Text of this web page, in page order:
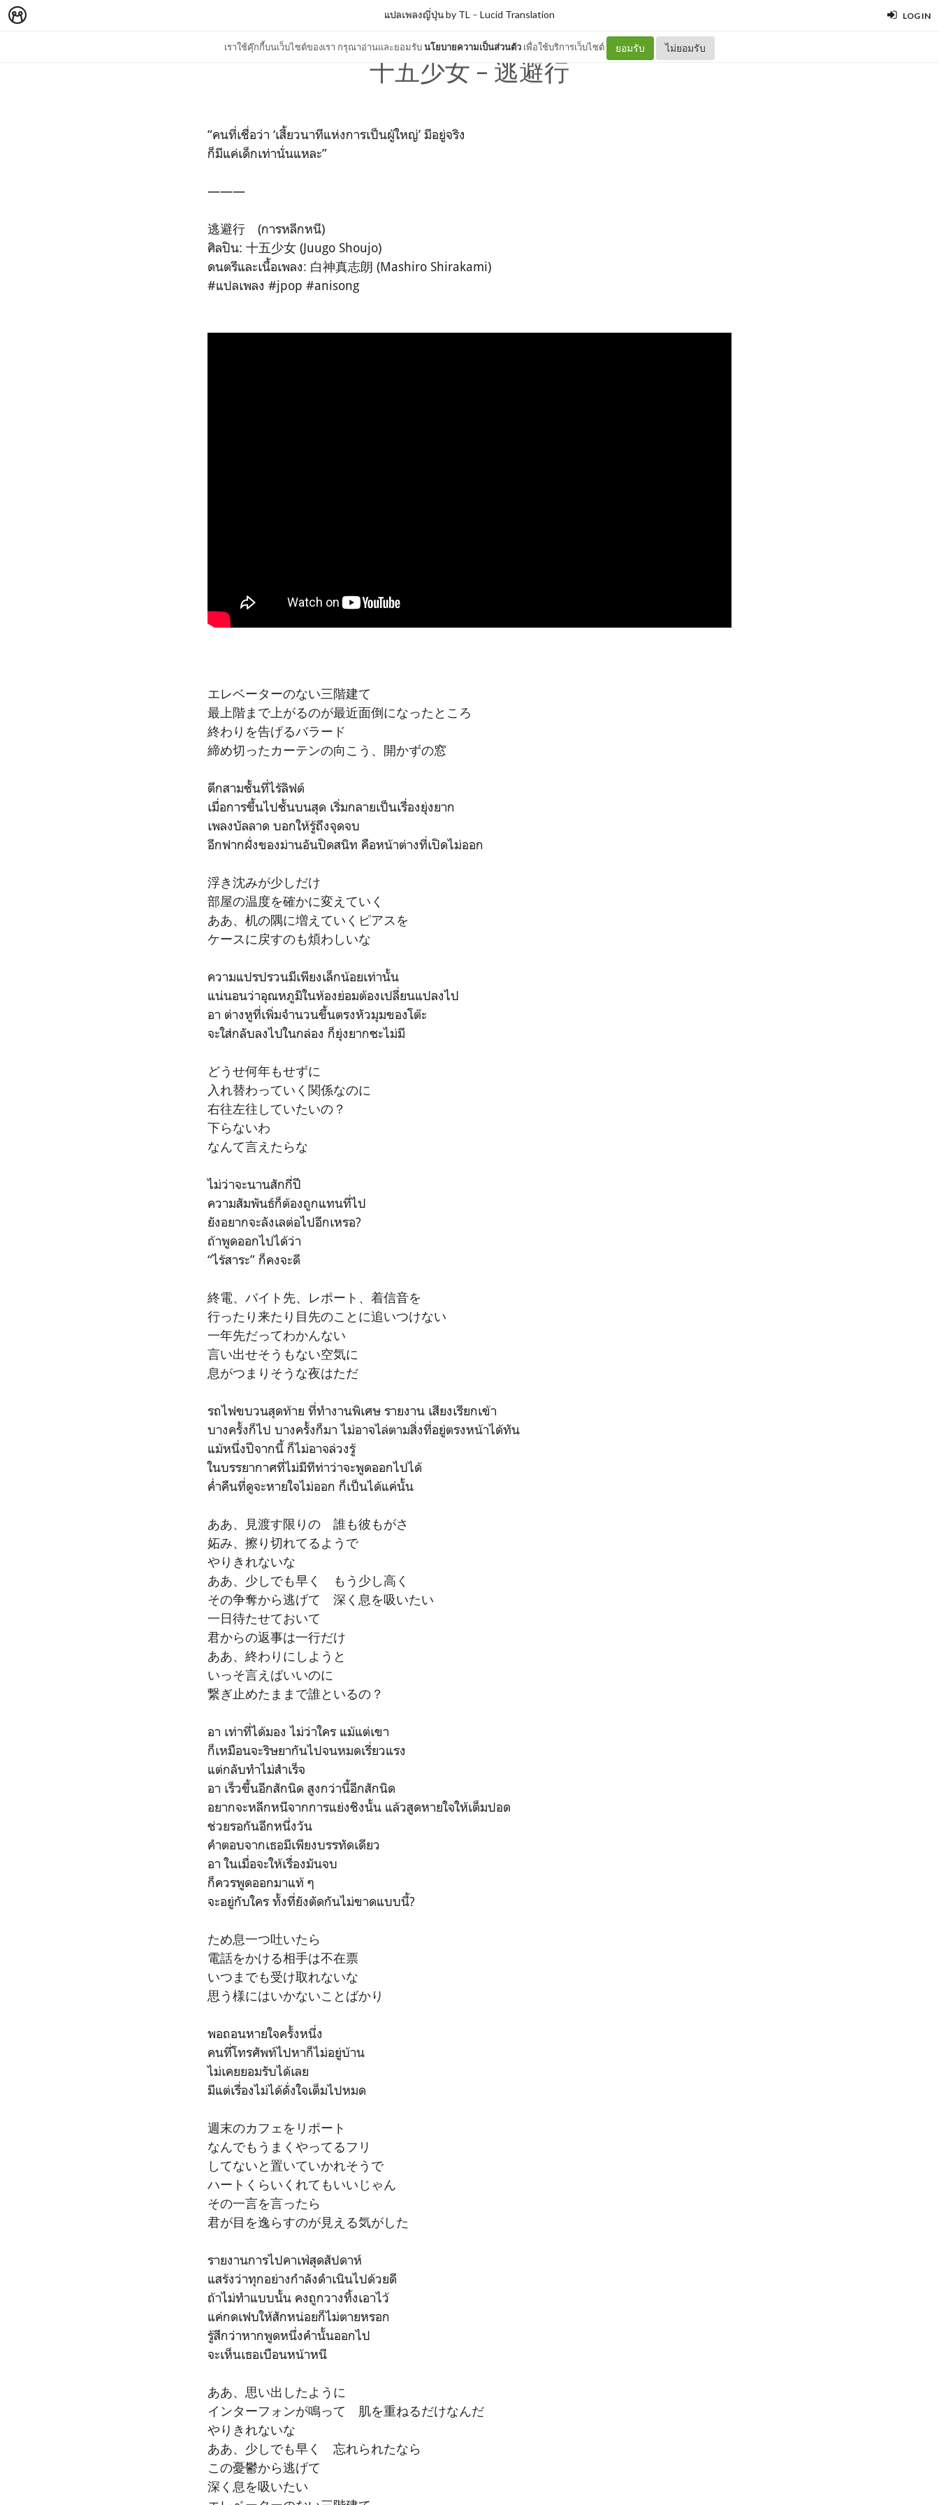
LOG IN
เราใช้คุ๊กกี้บนเว็บไซต์ของเรา กรุณาอ่านและยอมรับนโยบายความเป็นส่วนตัว เพื่อใช้บริการเว็บไซต์ ยอมรับ ไม่ยอมรับ
แปลเพลงญี่ปุ่น by TL – Lucid Translation
十五少女 - 逃避行
“คนที่เชื่อว่า ‘เสี้ยวนาทีแห่งการเป็นผู้ใหญ่’ มีอยู่จริง
ก็มีแค่เด็กเท่านั่นแหละ”
———
逃避行 (การหลีกหนี)
ศิลปิน: 十五少女 (Juugo Shoujo)
ดนตรีและเนื้อเพลง: 白神真志朗 (Mashiro Shirakami)
#แปลเพลง #jpop #anisong
エレベーターのない三階建て
最上階まで上がるのが最近面倒になったところ
終わりを告げるバラード
締め切ったカーテンの向こう、開かずの窓
ตึกสามชั้นที่ไร้ลิฟต์
เมื่อการขึ้นไปชั้นบนสุด เริ่มกลายเป็นเรื่องยุ่งยาก
เพลงบัลลาด บอกให้รู้ถึงจุดจบ
อีกฟากฝั่งของม่านอันปิดสนิท คือหน้าต่างที่เปิดไม่ออก
浮き沈みが少しだけ
部屋の温度を確かに変えていく
ああ、机の隅に増えていくピアスを
ケースに戻すのも煩わしいな
ความแปรปรวนมีเพียงเล็กน้อยเท่านั้น
แน่นอนว่าอุณหภูมิในห้องย่อมต้องเปลี่ยนแปลงไป
อา ต่างหูที่เพิ่มจำนวนขึ้นตรงหัวมุมของโต๊ะ
จะใส่กลับลงไปในกล่อง ก็ยุ่งยากซะไม่มี
どうせ何年もせずに
入れ替わっていく関係なのに
右往左往していたいの？
下らないわ
なんて言えたらな
ไม่ว่าจะนานสักกี่ปี
ความสัมพันธ์ก็ต้องถูกแทนที่ไป
ยังอยากจะลังเลต่อไปอีกเหรอ?
ถ้าพูดออกไปได้ว่า
“ไร้สาระ” ก็คงจะดี
終電、バイト先、レポート、着信音を
行ったり来たり目先のことに追いつけない
一年先だってわかんない
言い出せそうもない空気に
息がつまりそうな夜はただ
รถไฟขบวนสุดท้าย ที่ทำงานพิเศษ รายงาน เสียงเรียกเข้า
บางครั้งก็ไป บางครั้งก็มา ไม่อาจไล่ตามสิ่งที่อยู่ตรงหน้าได้ทัน
แม้หนึ่งปีจากนี้ ก็ไม่อาจล่วงรู้
ในบรรยากาศที่ไม่มีทีท่าว่าจะพูดออกไปได้
ค่ำคืนที่ดูจะหายใจไม่ออก ก็เป็นได้แค่นั้น
ああ、見渡す限りの 誰も彼もがさ
妬み、擦り切れてるようで
やりきれないな
ああ、少しでも早く もう少し高く
その争奪から逃げて 深く息を吸いたい
一日待たせておいて
君からの返事は一行だけ
ああ、終わりにしようと
いっそ言えばいいのに
繋ぎ止めたままで誰といるの？
อา เท่าที่ได้มอง ไม่ว่าใคร แม้แต่เขา
ก็เหมือนจะริษยากันไปจนหมดเรี่ยวแรง
แต่กลับทำไม่สำเร็จ
อา เร็วขึ้นอีกสักนิด สูงกว่านี้อีกสักนิด
อยากจะหลีกหนีจากการแย่งชิงนั้น แล้วสูดหายใจให้เต็มปอด
ช่วยรอกันอีกหนึ่งวัน
คำตอบจากเธอมีเพียงบรรทัดเดียว
อา ในเมื่อจะให้เรื่องมันจบ
ก็ควรพูดออกมาแท้ ๆ
จะอยู่กับใคร ทั้งที่ยังตัดกันไม่ขาดแบบนี้?
ため息一つ吐いたら
電話をかける相手は不在票
いつまでも受け取れないな
思う様にはいかないことばかり
พอถอนหายใจครั้งหนึ่ง
คนที่โทรศัพท์ไปหาก็ไม่อยู่บ้าน
ไม่เคยยอมรับได้เลย
มีแต่เรื่องไม่ได้ดั่งใจเต็มไปหมด
週末のカフェをリポート
なんでもうまくやってるフリ
してないと置いていかれそうで
ハートくらいくれてもいいじゃん
その一言を言ったら
君が目を逸らすのが見える気がした
รายงานการไปคาเฟ่สุดสัปดาห์
แสร้งว่าทุกอย่างกำลังดำเนินไปด้วยดี
ถ้าไม่ทำแบบนั้น คงถูกวางทิ้งเอาไว้
แค่กดเฟบให้สักหน่อยก็ไม่ตายหรอก
รู้สึกว่าหากพูดหนึ่งคำนั้นออกไป
จะเห็นเธอเบือนหน้าหนี
ああ、思い出したように
インターフォンが鳴って 肌を重ねるだけなんだ
やりきれないな
ああ、少しでも早く 忘れられたなら
この憂鬱から逃げて
深く息を吸いたい